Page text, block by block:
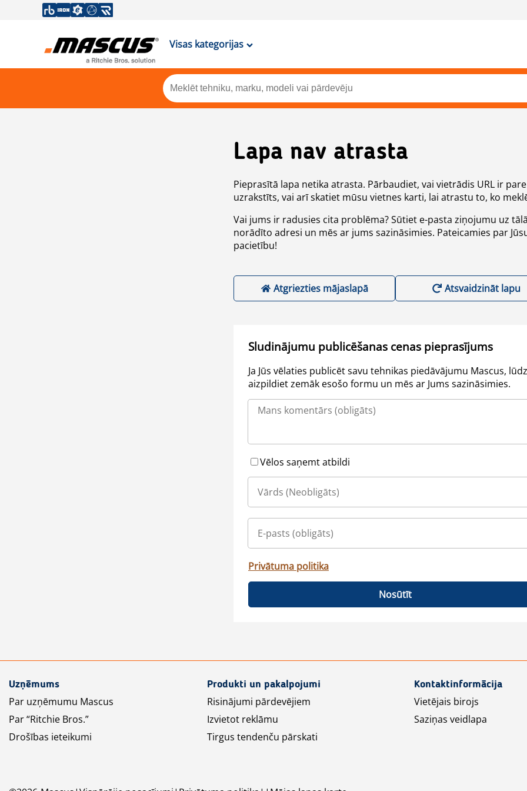
Visas kategorijas
Lapa nav atrasta
Pieprasītā lapa netika atrasta. Pārbaudiet, vai vietrādis URL ir
uzrakstīts, vai arī skatiet mūsu vietnes karti, lai atrastu to, ko
Vai jums ir radusies cita problēma? Sūtiet e-pasta ziņojumu uz
norādīto adresi un mēs ar jums sazināsimies. Pateicamies par
pacietību!
Atgriezties mājaslapā Atsvaidzināt lapu
Sludinājumu publicēšanas cenas pieprasījums
Ja Jūs vēlaties publicēt savu tehnikas piedāvājumu Mascus,
aizpildiet zemāk esošo formu un mēs ar Jums sazināsimies.
Vēlos saņemt atbildi
Privātuma politika
Nosūtīt
Uzņēmums
Par uzņēmumu Mascus
Par “Ritchie Bros.”
Drošības ieteikumi
Produkti un pakalpojumi
Risinājumi pārdevējiem
Izvietot reklāmu
Tirgus tendenču pārskati
Kontaktinformācija
Vietējais birojs
Saziņas veidlapa